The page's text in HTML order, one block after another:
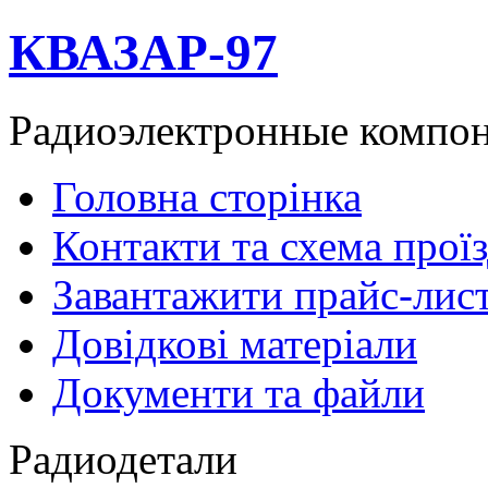
КВАЗАР-97
Радиоэлектронные
Головна сторінка
Контакти та схема
Завантажити прайс-
Довідкові матеріали
Документи та файли
Радиодетали